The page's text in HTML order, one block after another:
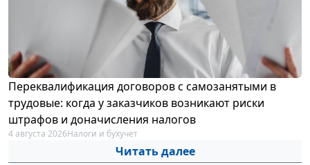
Переквалификация договоров с самозанятыми в
трудовые: когда у заказчиков возникают риски
штрафов и доначисления налогов
4 августа 2026Налоги и бухучет
Читать далее